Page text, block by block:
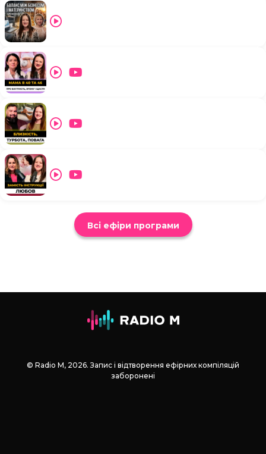
Всі ефіри програми
© Radio М, 2026. Запис і відтворення ефірних компіляцій
заборонені